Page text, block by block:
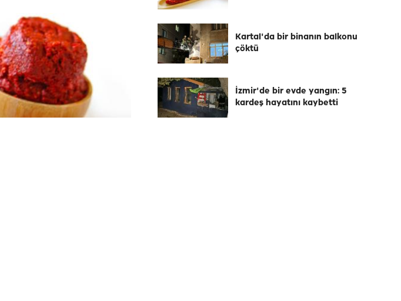
Kartal'da bir binanın balkonu
çöktü
İzmir'de bir evde yangın: 5
kardeş hayatını kaybetti